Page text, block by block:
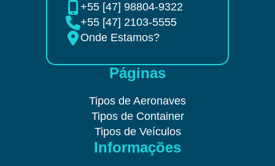
+55 [47] 98804-9322
+55 [47] 2103-5555
Onde Estamos?
Páginas
Tipos de Aeronaves
Tipos de Container
Tipos de Veículos
Informações